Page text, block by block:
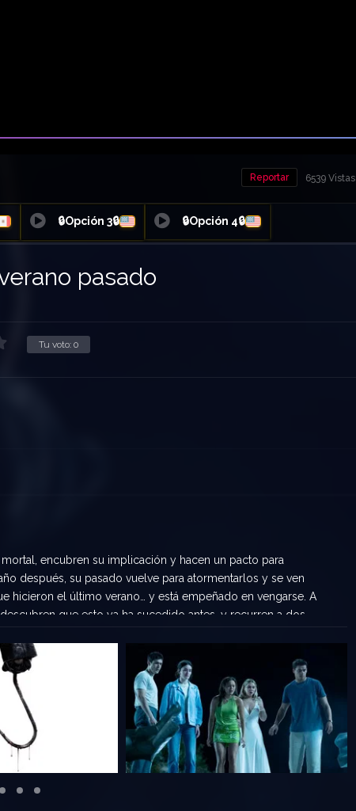
6539 Vistas
Reportar
🔒Opción 3🔒 🔒Opción 4🔒
pasado
Tu voto: 0
encubren su implicación y hacen un pacto para
después, su pasado vuelve para atormentarlos y se ven
hicieron el último verano… y está empeñado en vengarse. A
que esto ya ha sucedido antes, y recurren a dos